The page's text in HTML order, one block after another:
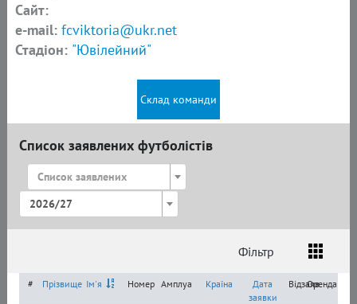
Сайт:
e-mail: fcviktoria@ukr.net
Стадіон: "Ювілейний"
Склад команди
Список заявлених футболістів
Список заявлених
2026/27
Фільтр
Список
Амплуа Громадянство
# Прізвище Ім'я Номер Амплуа Країна
Дата
заявки
Відзаяв.Оренда